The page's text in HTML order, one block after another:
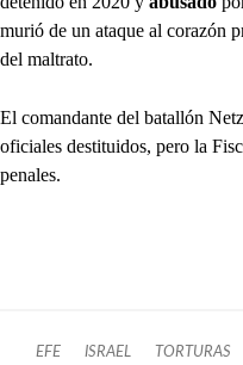
murió de un ataque al corazón
del maltrato.
El comandante del batallón
oficiales destituidos, pero la
penales.
EFE ISRAEL TORTURAS